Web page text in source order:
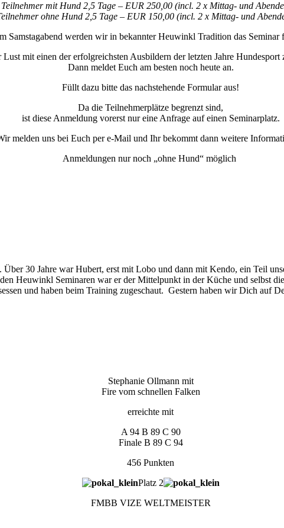
Teilnehmer mit Hund 2,5 Tage – EUR 250,00 (incl. 2 x Mittag- und
ohne Hund 2,5 Tage – EUR 150,00 (incl. 2 x Mittag- und
Samstagabend werden wir in bekannter Heuwinkl Tradition das Seminar
mit einen der erfolgreichsten Ausbildern der letzten Jahre Hundesport
Dann meldet Euch am besten noch heute an.
Füllt dazu bitte das nachstehende Formular aus!
Da die Teilnehmerplätze begrenzt sind,
ist diese Anmeldung vorerst nur eine Anfrage auf einen Seminarplatz.
melden uns bei Euch per e-Mail und Ihr bekommt dann weitere
Anmeldungen nur noch „ohne Hund“ möglich
30 Jahre war Hubert, erst mit Lobo und dann mit Kendo, ein Teil
Heuwinkl Seminaren war er der Mittelpunkt in der Küche und selbst
und haben beim Training zugeschaut. Gestern haben wir Dich
Stephanie Ollmann mit
Fire vom schnellen Falken
erreichte mit
A 94 B 89 C 90
Finale B 89 C 94
456 Punkten
Platz 2
FMBB VIZE WELTMEISTER